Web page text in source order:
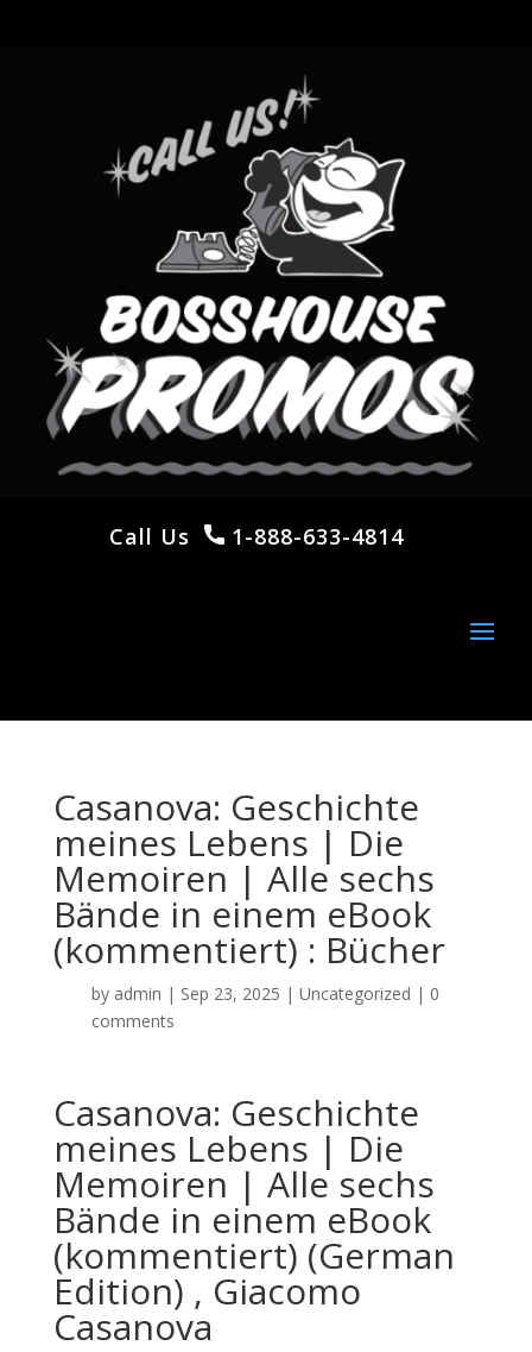
Call Us 1-888-633-4814
Casanova: Geschichte
meines Lebens | Die
Memoiren | Alle sechs
Bände in einem eBook
(kommentiert) : Bücher
by admin | Sep 23, 2025 | Uncategorized | 0
comments
Casanova: Geschichte
meines Lebens | Die
Memoiren | Alle sechs
Bände in einem eBook
(kommentiert) (German
Edition) , Giacomo
Casanova